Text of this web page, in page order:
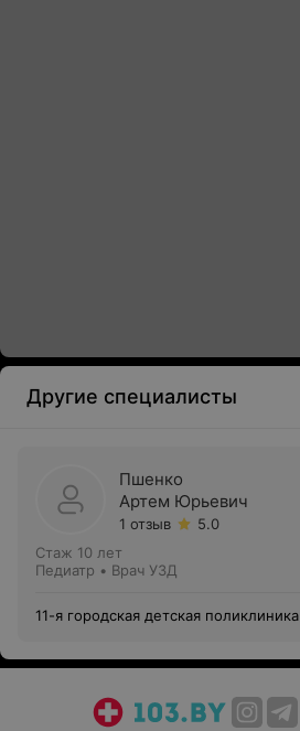
Другие специалисты
Пшенко
Артем Юрьевич
1 отзыв
5.0
Стаж 10 лет
Педиатр • Врач УЗД
11-я городская детская поликлиника